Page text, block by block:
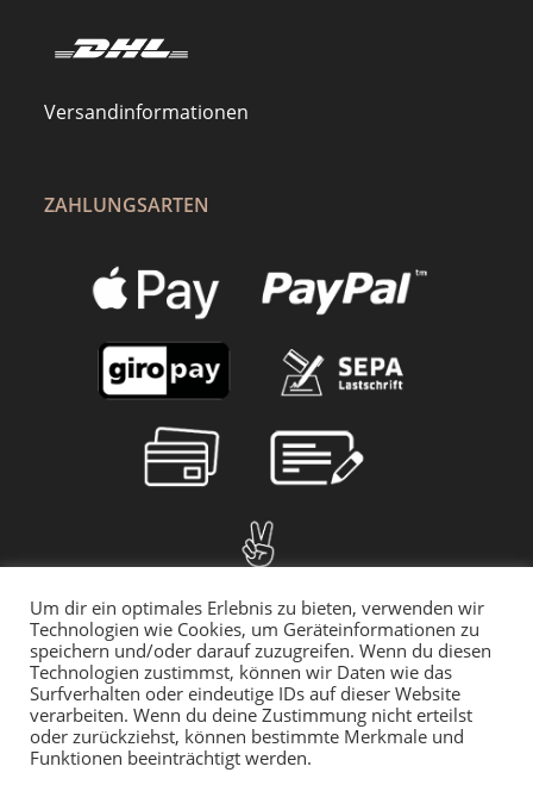
Versandinformationen
ZAHLUNGSARTEN
© 2025 myMILLA | Alle Preise inkl. der gesetzlichen MwSt. | *Gilt für
Um dir ein optimales Erlebnis zu bieten, verwenden wir
Technologien wie Cookies, um Geräteinformationen zu
speichern und/oder darauf zuzugreifen. Wenn du diesen
Technologien zustimmst, können wir Daten wie das
Surfverhalten oder eindeutige IDs auf dieser Website
verarbeiten. Wenn du deine Zustimmung nicht erteilst
oder zurückziehst, können bestimmte Merkmale und
Funktionen beeinträchtigt werden.